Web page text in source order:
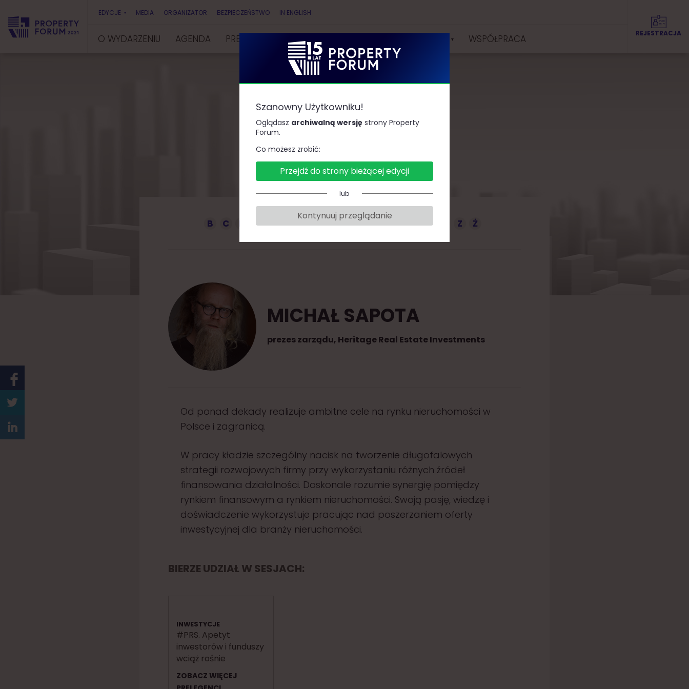
O WYDARZENIU AGENDA PRELEGENCI PARTNERZY WSPÓŁPRACA
EDYCJE MEDIA ORGANIZATOR BEZPIECZEŃSTWO IN ENGLISH
REJESTRACJA
Prelegenci
B C D F G J K L Ł M O P R S T Z Ż
MICHAŁ SAPOTA
prezes zarządu, Heritage Real Estate Investments
Od ponad dekady realizuje ambitne cele na rynku nieruchomości w
Polsce i zagranicą.
W pracy kładzie szczególny nacisk na tworzenie długofalowych
strategii rozwojowych firmy przy wykorzystaniu różnych źródeł
finansowania działalności. Doskonale rozumie synergię pomiędzy
rynkiem finansowym a rynkiem nieruchomości. Swoją pasję, wiedzę i
doświadczenie wykorzystuje pracując nad poszerzaniem oferty
inwestycyjnej dla branży nieruchomości.
BIERZE UDZIAŁ W SESJACH:
INWESTYCJE
#PRS. Apetyt
inwestorów i funduszy
wciąż rośnie
ZOBACZ WIĘCEJ
Szanowny Użytkowniku!
Oglądasz archiwalną wersję strony Property
Forum.
Co możesz zrobić:
Przejdź do strony bieżącej edycji
lub
Kontynuuj przeglądanie